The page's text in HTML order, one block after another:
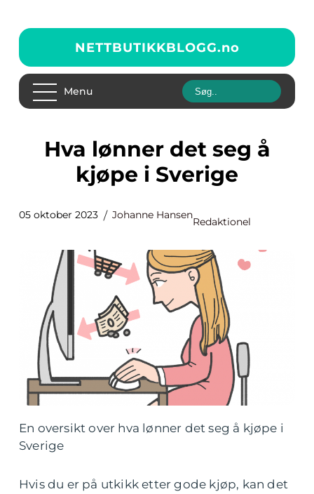
NETTBUTIKKBLOGG.no
Menu
Hva lønner det seg å
kjøpe i Sverige
05 oktober 2023 Johanne Hansen
Redaktionel
En oversikt over hva lønner det seg å kjøpe i
Sverige
Hvis du er på utkikk etter gode kjøp, kan det